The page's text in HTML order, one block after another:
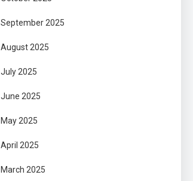
September 2025
August 2025
July 2025
June 2025
May 2025
April 2025
March 2025